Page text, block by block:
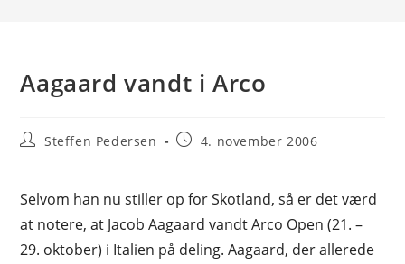
Aagaard vandt i Arco
PostSteffen Pedersen
Post4. november 2006
Selvom han nu stiller op for Skotland, så er det værd
at notere, at Jacob Aagaard vandt Arco Open (21. –
29. oktober) i Italien på deling. Aagaard, der allerede